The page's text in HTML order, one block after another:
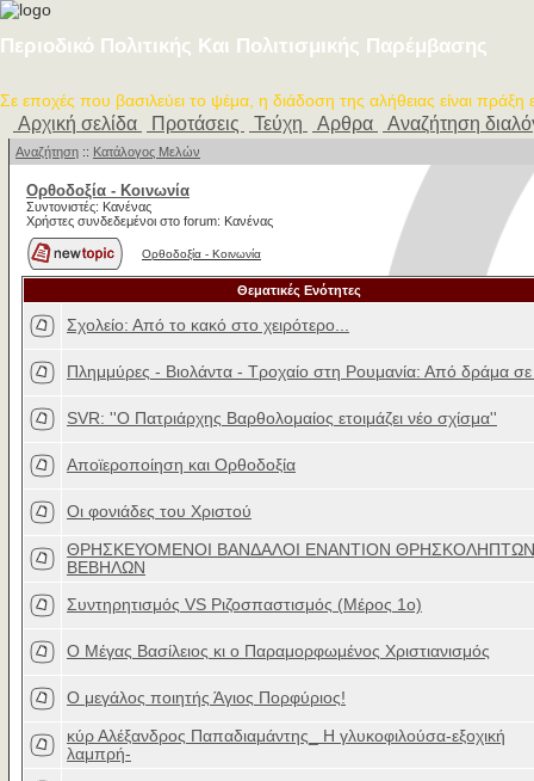
Περιοδικό Πολιτικής Και Πολιτισμικής Παρέμβασης
Σε εποχές που βασιλεύει το ψέμα, η διάδοση της αλήθειας είναι πράξη
Αρχική σελίδα Προτάσεις Τεύχη Αρθρα Αναζήτηση
Αναζήτηση :: Κατάλογος Μελών
Ορθοδοξία - Κοινωνία
Συντονιστές: Κανένας
Χρήστες συνδεδεμένοι στο forum: Κανένας
Ορθοδοξία - Κοινωνία
Θεματικές Ενότητες
Σχολείο: Από το κακό στο χειρότερο...
Πλημμύρες - Βιολάντα - Τροχαίο στη Ρουμανία: Από δράμα
SVR: ''Ο Πατριάρχης Βαρθολομαίος ετοιμάζει νέο σχίσμα''
Αποϊεροποίηση και Ορθοδοξία
Οι φονιάδες του Χριστού
ΘΡΗΣΚΕΥΟΜΕΝΟΙ ΒΑΝΔΑΛΟΙ ΕΝΑΝΤΙΟΝ ΘΡΗΣΚΟΛΗΠΤΩΝ
ΒΕΒΗΛΩΝ
Συντηρητισμός VS Ριζοσπαστισμός (Μέρος 1ο)
Ο Mέγας Bασίλειος κι ο Παραμορφωμένος Xριστιανισμός
Ο μεγάλος ποιητής Άγιος Πορφύριος!
κύρ Αλέξανδρος Παπαδιαμάντης_ Η γλυκοφιλούσα-εξοχική
λαμπρή-